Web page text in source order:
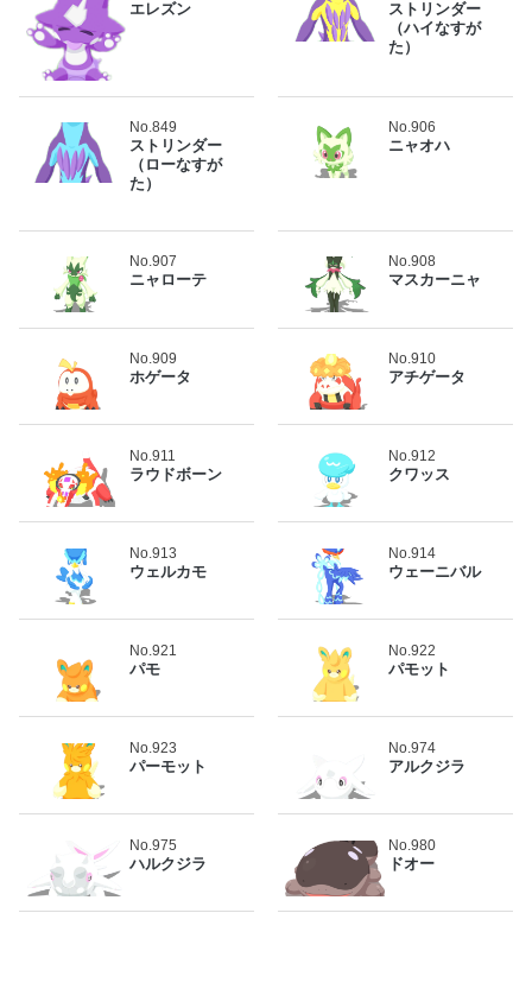
エレズン
ストリンダー
（ハイなすが
た）
No.849
ストリンダー
（ローなすが
た）
No.906
ニャオハ
No.907
ニャローテ
No.908
マスカーニャ
No.909
ホゲータ
No.910
アチゲータ
No.911
ラウドボーン
No.912
クワッス
No.913
ウェルカモ
No.914
ウェーニバル
No.921
パモ
No.922
パモット
No.923
パーモット
No.974
アルクジラ
No.975
ハルクジラ
No.980
ドオー